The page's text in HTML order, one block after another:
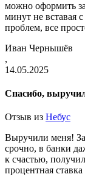
можно оформить
минут не вставая
проблем, все
Иван Чернышёв
,
14.05.2025
Спасибо,
Отзыв из Небус
Выручили меня!
срочно, в банки
к счастью,
процентная